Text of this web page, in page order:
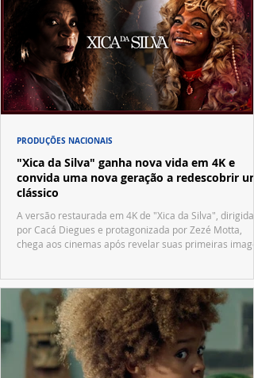
"Xica da Silva" ganha nova vida em 4K e
convida uma nova geração a redescobrir um
clássico
A versão restaurada em 4K de "Xica da Silva", dirigida
por Cacá Diegues e protagonizada por Zezé Motta,
chega aos cinemas após revelar suas primeiras
PRODUÇÕES NACIONAIS